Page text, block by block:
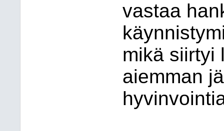
vastaa
mikä siirtyi
aiemman